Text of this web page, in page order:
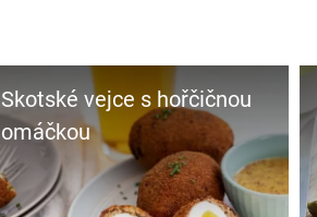
Skotské vejce s hořčičnou
omáčkou